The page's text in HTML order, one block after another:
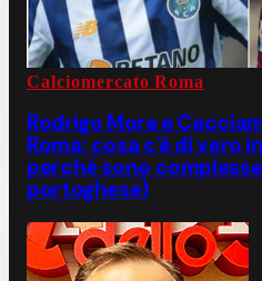
Calciomercato Roma
Rodrigo Mora e
Roma: cosa c'è di vero
perché sono
portoghese)